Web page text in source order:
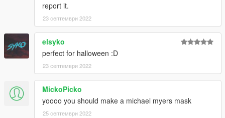
report it.
23 септември 2022
elsyko
perfect for halloween :D
23 септември 2022
MickoPicko
yoooo you should make a michael myers mask
25 септември 2022